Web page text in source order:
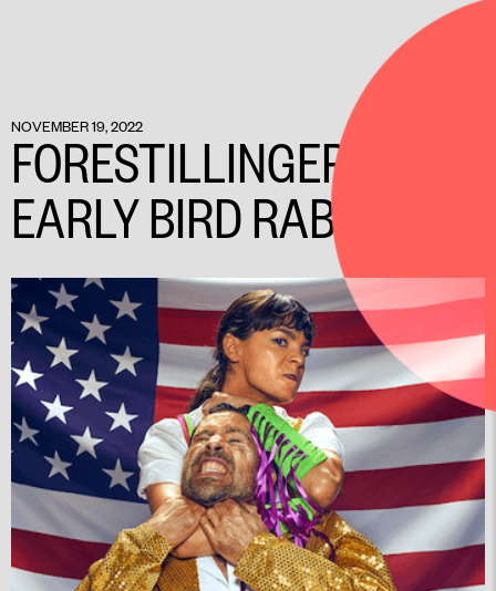
NOVEMBER 19, 2022
FORESTILLINGER MED
EARLY BIRD RABAT